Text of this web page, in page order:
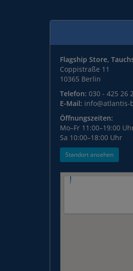
Flagship Store,
Coppistraße 11
10365 Berlin
Telefon: 030 - 425 26
E-Mail: info@atlantis-
Öffnungszeiten:
Mo–Fr 11:00–19:00
Sa 10:00–18:00 Uhr
Standort ansehen